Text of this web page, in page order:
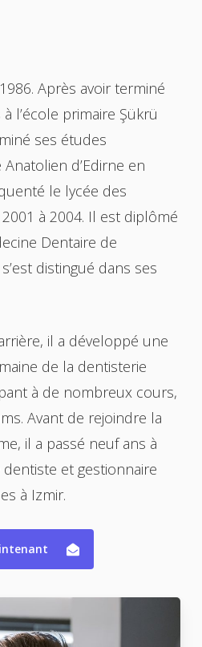
Après avoir terminé
l’école primaire Şükrü
ses études
d’Edirne en
le lycée des
à 2004. Il est diplômé
Dentaire de
distingué dans ses
il a développé une
de la dentisterie
à de nombreux cours,
Avant de rejoindre la
il a passé neuf ans à
et gestionnaire
à Izmir.